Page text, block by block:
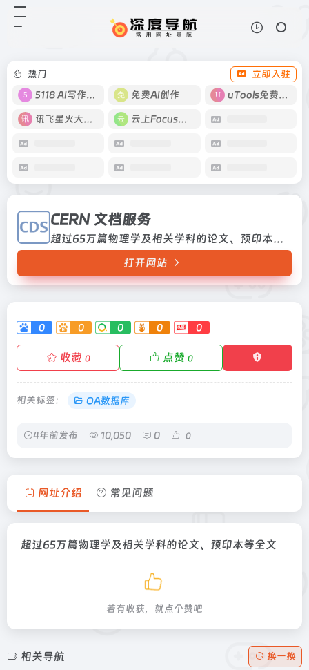
热门
立即入驻
5118 AI写作工具
免费AI创作 uTools免费工具箱
讯飞星火大模型 云上Focus接码
CERN 文档服务
超过65万篇物理学及相关学科的论文、预印本等全文
打开网站
0 0 0 0 0
收藏 0 点赞 0
相关标签： OA数据库
4年前发布 10,050 0 0
网址介绍 常见问题
超过65万篇物理学及相关学科的论文、预印本等全文
若有收获，就点个赞吧
相关导航 换一换